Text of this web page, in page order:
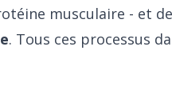
musculaire - et de
. Tous ces processus